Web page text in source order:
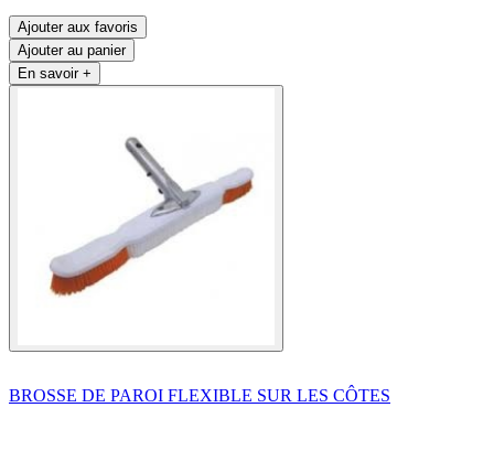
Ajouter aux favoris
Ajouter au panier
En savoir +
BROSSE DE PAROI FLEXIBLE SUR LES CÔTES